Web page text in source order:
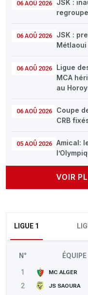
06 AOÛ 2026
JSK :
06 AOÛ 2026
JSK :
Métlaoui
06 AOÛ 2026
Ligue
MCA
au
06 AOÛ 2026
Coupe
CRB
05 AOÛ 2026
Amical:
VOIR
LIGUE 1
N° ÉQUIPE
1 MC ALGER
2
JS SAOURA